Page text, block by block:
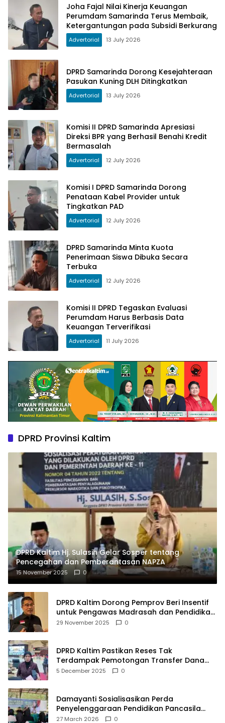
Joha Fajal Nilai Kinerja Keuangan
Perumdam Samarinda Terus Membaik,
Ketergantungan pada Subsidi Berkurang
Advertorial 13 July 2026
DPRD Samarinda Dorong Kesejahteraan
Pasukan Kuning DLH Ditingkatkan
Advertorial 13 July 2026
Komisi II DPRD Samarinda Apresiasi
Direksi BPR yang Berhasil Benahi Kredit
Bermasalah
Advertorial 12 July 2026
Komisi I DPRD Samarinda Dorong
Penataan Kabel Provider untuk
Tingkatkan PAD
Advertorial 12 July 2026
DPRD Samarinda Minta Kuota
Penerimaan Siswa Dibuka Secara
Terbuka
Advertorial 12 July 2026
Komisi II DPRD Tegaskan Evaluasi
Perumdam Harus Berbasis Data
Keuangan Terverifikasi
Advertorial 11 July 2026
DPRD Provinsi Kaltim
DPRD Kaltim Hj. Sulasih Gelar Sosper tentang
Pencegahan dan Pemberantasan NAPZA
15 November 2025 0
DPRD Kaltim Dorong Pemprov Beri Insentif
untuk Pengawas Madrasah dan Pendidikan
Agama
29 November 2025 0
DPRD Kaltim Pastikan Reses Tak
Terdampak Pemotongan Transfer Dana
Pusat
5 December 2025 0
Damayanti Sosialisasikan Perda
Penyelenggaraan Pendidikan Pancasila
dan Wawasan Kebangsaan
27 March 2026 0